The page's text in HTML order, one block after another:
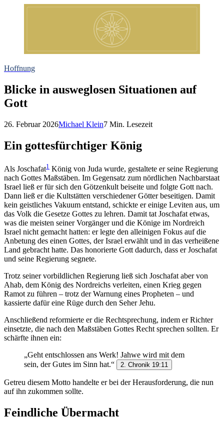
Hoffnung
Blicke in ausweglosen Situationen auf
Gott
26. Februar 2026Michael Klein7 Min. Lesezeit
Ein gottesfürchtiger König
Als Joschafat1 König von Juda wurde, gestaltete er seine Regierung
nach Gottes Maßstäben. Im Gegensatz zum nördlichen Nachbarstaat
Israel ließ er für sich den Götzenkult beiseite und folgte Gott nach.
Dann ließ er die Kultstätten verschiedener Götter beseitigen. Damit
kein geistliches Vakuum entstand, schickte er einige Leviten aus, um
das Volk die Gesetze Gottes zu lehren. Damit tat Joschafat etwas,
was die meisten seiner Vorgänger und die Könige im Nordreich
Israel nicht gemacht hatten: er legte den alleinigen Fokus auf die
Anbetung des einen Gottes, der Israel erwählt und in das verheißene
Land gebracht hatte. Das honorierte Gott dadurch, dass er Joschafat
und seine Regierung segnete.
Trotz seiner vorbildlichen Regierung ließ sich Joschafat aber von
Ahab, dem König des Nordreichs verleiten, einen Krieg gegen
Ramot zu führen – trotz der Warnung eines Propheten – und
kassierte dafür eine Rüge durch den Seher Jehu.
Anschließend reformierte er die Rechtsprechung, indem er Richter
einsetzte, die nach den Maßstäben Gottes Recht sprechen sollten. Er
schärfte ihnen ein:
„Geht entschlossen ans Werk! Jahwe wird mit dem
sein, der Gutes im Sinn hat.“
2. Chronik 19:11
Getreu diesem Motto handelte er bei der Herausforderung, die nun
auf ihn zukommen sollte.
Feindliche Übermacht